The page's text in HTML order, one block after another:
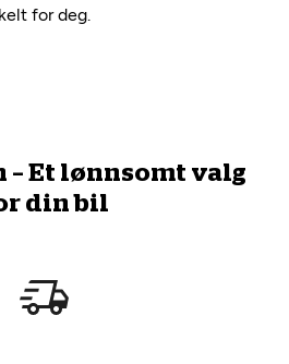
for deg.
– Et lønnsomt valg
din bil